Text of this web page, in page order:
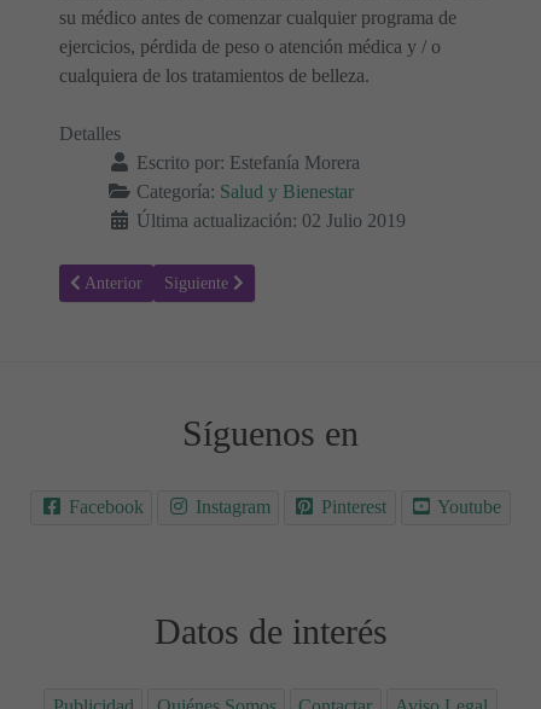
su médico antes de comenzar cualquier programa de
ejercicios, pérdida de peso o atención médica y / o
cualquiera de los tratamientos de belleza.
Detalles
Escrito por: Estefanía Morera
Categoría: Salud y Bienestar
Última actualización: 02 Julio 2019
Artículo anterior: Atrofia muscular espinal infantil - Tipos y
Anterior Artículo siguiente: Terapia de Reemplazo Hormonal
Siguiente
Síguenos en
Facebook Instagram Pinterest Youtube
Datos de interés